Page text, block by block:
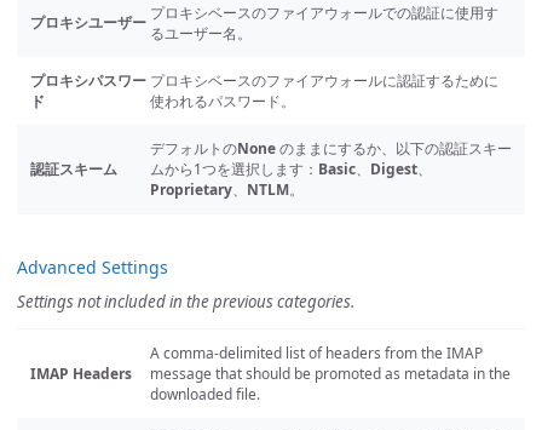
プロキシユーザー プロキシベースのファイアウォールでの認証に使用す
るユーザー名。
プロキシパスワー
ド
プロキシベースのファイアウォールに認証するために
使われるパスワード。
認証スキーム
デフォルトのNoneのままにするか、以下の認証スキー
ムから1つを選択します： Basic、 Digest、
Proprietary、 NTLM。
Advanced Settings
Settings not included in the previous categories.
IMAP Headers
A comma-delimited list of headers from the IMAP
message that should be promoted as metadata in the
downloaded file.